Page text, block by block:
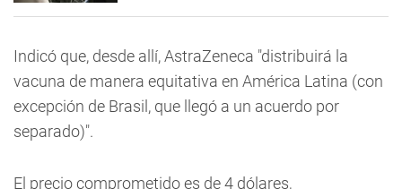
Indicó que, desde allí, AstraZeneca "distribuirá la
vacuna de manera equitativa en América Latina (con
excepción de Brasil, que llegó a un acuerdo por
separado)".
El precio comprometido es de 4 dólares,